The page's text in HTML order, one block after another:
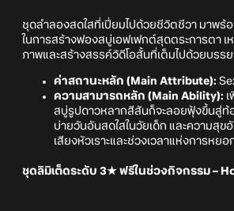
ชุดลำลองสดใสที่เปี่ยมไปด้วยชีวิตชีวา มาพร้
ในการสร้างฟองสบู่เอฟเฟกต์สุดตระการตา เ
ภาพและสร้างสรรค์วิดีโอสั้นที่เต็มไปด้วยบรร
ค่าสถานะหลัก (Main Attribute):
ความสามารถหลัก (Main Ability):
สบู่รูปดาวหลากสีสันก็จะลอยฟุ้งขึ้นสู่ท้
บ่ายวันอันสดใสในวัยเด็ก และความสุ
เสียงหัวเราะและช่วงเวลาแห่งการหย
ชุดลิมิเต็ดระดับ 3★ ฟรีในช่วงกิจกรรม –